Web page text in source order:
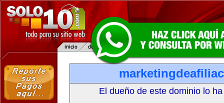
El dueño de este dominio lo